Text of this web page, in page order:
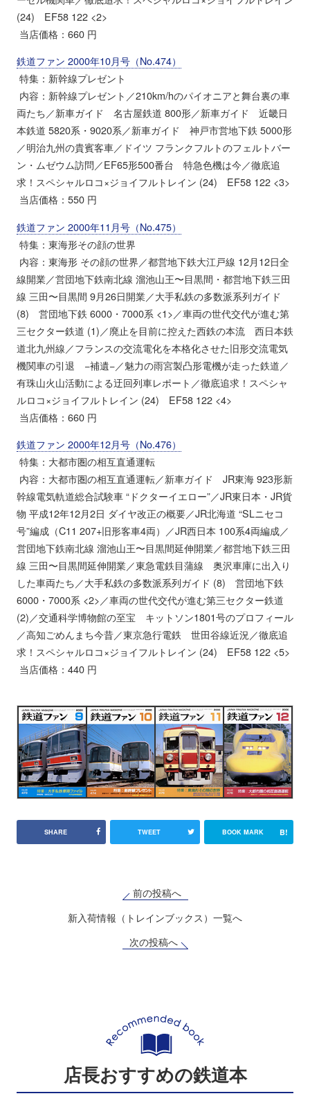
(24) EF58 122 <2>
当店価格：660 円
鉄道ファン 2000年10月号（No.474）
特集：新幹線プレゼント
内容：新幹線プレゼント／210km/hのパイオニアと舞台裏の車
両たち／新車ガイド 名古屋鉄道 800形／新車ガイド 近畿日
本鉄道 5820系・9020系／新車ガイド 神戸市営地下鉄 5000形
／明治九州の貴賓客車／ドイツ フランクフルトのフェルトバー
ン・ムゼウム訪問／EF65形500番台 特急色機は今／徹底追
求！スペシャルロコ×ジョイフルトレイン (24) EF58 122 <3>
当店価格：550 円
鉄道ファン 2000年11月号（No.475）
特集：東海形その顔の世界
内容：東海形 その顔の世界／都営地下鉄大江戸線 12月12日全
線開業／営団地下鉄南北線 溜池山王〜目黒間・都営地下鉄三田
線 三田〜目黒間 9月26日開業／大手私鉄の多数派系列ガイド
(8) 営団地下鉄 6000・7000系 <1>／車両の世代交代が進む第
三セクター鉄道 (1)／廃止を目前に控えた西鉄の本流 西日本鉄
道北九州線／フランスの交流電化を本格化させた旧形交流電気
機関車の引退 −補遺−／魅力の雨宮製凸形電機が走った鉄道／
有珠山火山活動による迂回列車レポート／徹底追求！スペシャ
ルロコ×ジョイフルトレイン (24) EF58 122 <4>
当店価格：660 円
鉄道ファン 2000年12月号（No.476）
特集：大都市圏の相互直通運転
内容：大都市圏の相互直通運転／新車ガイド JR東海 923形新
幹線電気軌道総合試験車 “ドクターイエロー”／JR東日本・JR貨
物 平成12年12月2日 ダイヤ改正の概要／JR北海道 “SLニセコ
号”編成（C11 207+旧形客車4両）／JR西日本 100系4両編成／
営団地下鉄南北線 溜池山王〜目黒間延伸開業／都営地下鉄三田
線 三田〜目黒間延伸開業／東急電鉄目蒲線 奥沢車庫に出入り
した車両たち／大手私鉄の多数派系列ガイド (8) 営団地下鉄
6000・7000系 <2>／車両の世代交代が進む第三セクター鉄道
(2)／交通科学博物館の至宝 キットソン1801号のプロフィール
／高知ごめんまち今昔／東京急行電鉄 世田谷線近況／徹底追
求！スペシャルロコ×ジョイフルトレイン (24) EF58 122 <5>
当店価格：440 円
SHARE TWEET BOOK MARK B!
前の投稿へ
新入荷情報（トレインブックス）一覧へ
次の投稿へ
店長おすすめの鉄道本